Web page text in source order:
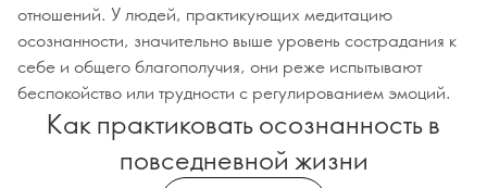
отношений. У людей, практикующих медитацию
осознанности, значительно выше уровень сострадания к
себе и общего благополучия, они реже испытывают
беспокойство или трудности с регулированием эмоций.
Как практиковать осознанность в
повседневной жизни